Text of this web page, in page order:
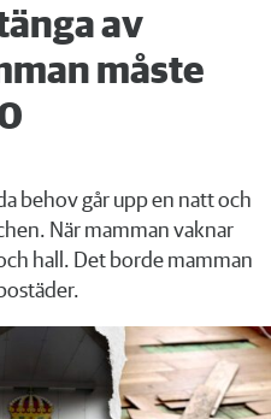
av
måste
behov går upp en natt och
När mamman vaknar
hall. Det borde mamman